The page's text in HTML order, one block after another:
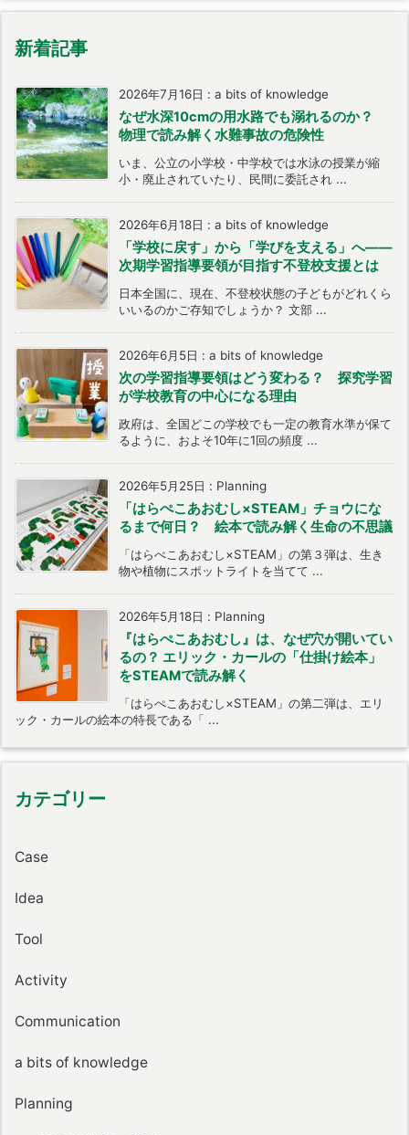
新着記事
2026年7月16日 : a bits of knowledge
なぜ水深10cmの用水路でも溺れるのか？
物理で読み解く水難事故の危険性
いま、公立の小学校・中学校では水泳の授業が縮
小・廃止されていたり、民間に委託され ...
2026年6月18日 : a bits of knowledge
「学校に戻す」から「学びを支える」へ――
次期学習指導要領が目指す不登校支援とは
日本全国に、現在、不登校状態の子どもがどれくら
いいるのかご存知でしょうか？ 文部 ...
2026年6月5日 : a bits of knowledge
次の学習指導要領はどう変わる？ 探究学習
が学校教育の中心になる理由
政府は、全国どこの学校でも一定の教育水準が保て
るように、およそ10年に1回の頻度 ...
2026年5月25日 : Planning
「はらぺこあおむし×STEAM」チョウにな
るまで何日？ 絵本で読み解く生命の不思議
「はらぺこあおむし×STEAM」の第３弾は、生き
物や植物にスポットライトを当てて ...
2026年5月18日 : Planning
『はらぺこあおむし』は、なぜ穴が開いてい
るの？ エリック・カールの「仕掛け絵本」
をSTEAMで読み解く
「はらぺこあおむし×STEAM」の第二弾は、エリ
ック・カールの絵本の特長である「 ...
カテゴリー
Case
Idea
Tool
Activity
Communication
a bits of knowledge
Planning